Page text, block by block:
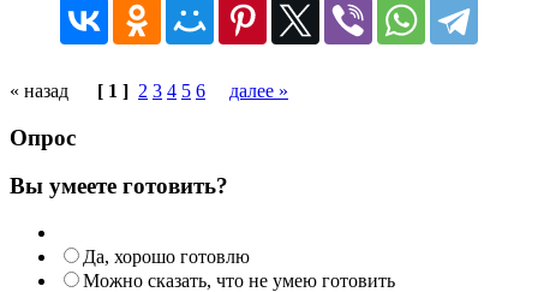
« назад [ 1 ] 2 3 4 5 6 далее »
Опрос
Вы умеете готовить?
Да, хорошо готовлю
Можно сказать, что не умею готовить